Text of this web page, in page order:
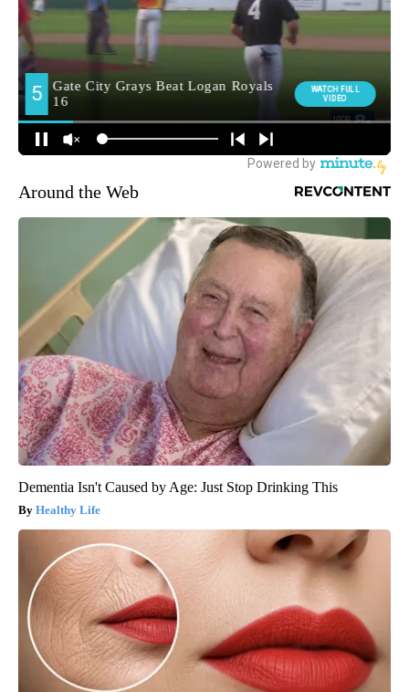
Around the Web
Dementia Isn't Caused by Age: Just Stop Drinking This
Healthy Life